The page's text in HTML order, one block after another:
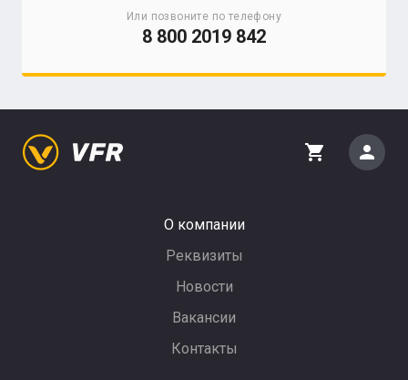
Или позвоните по телефону
8 800 2019 842
О компании
Реквизиты
Новости
Вакансии
Контакты
shopping_cart person